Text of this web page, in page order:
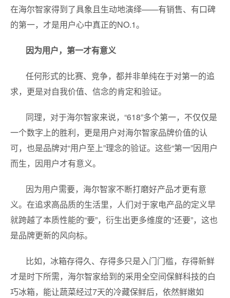
在海尔智家得到了具象且生动地演绎——有销售、有口碑
的第一，才是用户心中真正的NO.1。
因为用户，第一才有意义
任何形式的比赛、竞争，都并非单纯在于对第一的追
求，更是对自我价值、信念的肯定和验证。
同理，对于海尔智家来说，“618”多个第一，不仅仅是
一个数字上的胜利，更是用户对海尔智家品牌价值的认
可，也是品牌对“用户至上”理念的验证。这些“第一”因用户
而生，因用户才有意义。
因为用户需要，海尔智家不断打磨好产品才更有意
义。在追求高品质的生活里，人们对于家电产品的定义早
就跨越了本质性能的“要”，衍生出更多维度的“还要”，这也
是品牌更新的风向标。
比如，冰箱存得久、存得多只是入门门槛，存得新鲜
才是时下所需，海尔智家给到的采用全空间保鲜科技的白
巧冰箱，能让蔬菜经过7天的冷藏保鲜后，依然鲜嫩如